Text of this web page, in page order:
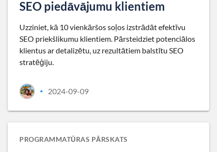
SEO piedāvājumu klientiem
Uzziniet, kā 10 vienkāršos soļos izstrādāt efektīvu
SEO priekšlikumu klientiem. Pārsteidziet potenciālos
klientus ar detalizētu, uz rezultātiem balstītu SEO
stratēģiju.
• 2024-09-09
PROGRAMMATŪRAS PĀRSKATS